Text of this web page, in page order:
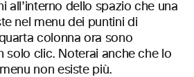
all’interno dello spazio che una
nel menu dei puntini di
colonna ora sono
solo clic. Noterai anche che lo
non esiste più.